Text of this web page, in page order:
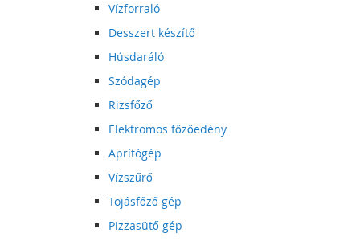
Vízforraló
Desszert készítő
Húsdaráló
Szódagép
Rizsfőző
Elektromos főzőedény
Aprítógép
Vízszűrő
Tojásfőző gép
Pizzasütő gép